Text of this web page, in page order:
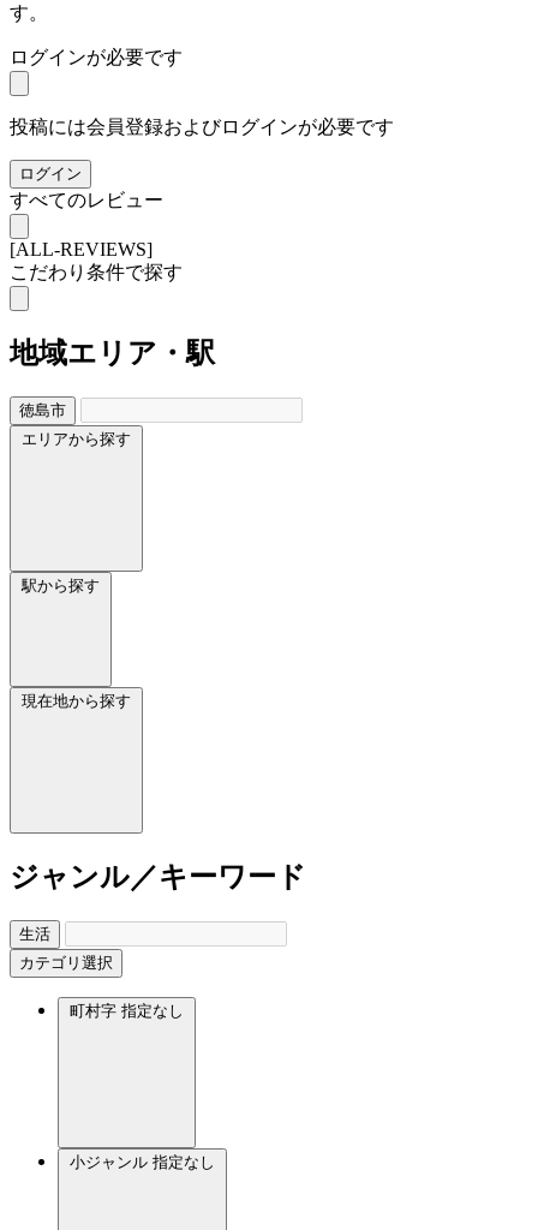
す。
ログインが必要です
投稿には会員登録およびログインが必要です
ログイン
すべてのレビュー
[ALL-REVIEWS]
こだわり条件で探す
地域エリア・駅
徳島市
エリアから探す
駅から探す
現在地から探す
ジャンル／キーワード
生活
カテゴリ選択
町村字 指定なし
小ジャンル 指定なし